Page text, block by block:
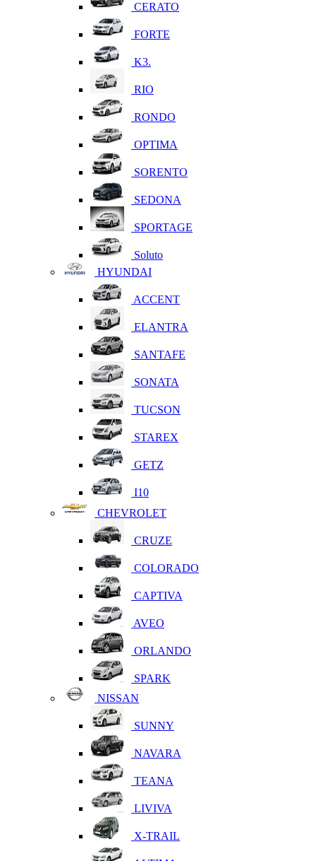
CERATO
FORTE
K3.
RIO
RONDO
OPTIMA
SORENTO
SEDONA
SPORTAGE
Soluto
HYUNDAI
ACCENT
ELANTRA
SANTAFE
SONATA
TUCSON
STAREX
GETZ
I10
CHEVROLET
CRUZE
COLORADO
CAPTIVA
AVEO
ORLANDO
SPARK
NISSAN
SUNNY
NAVARA
TEANA
LIVIVA
X-TRAIL